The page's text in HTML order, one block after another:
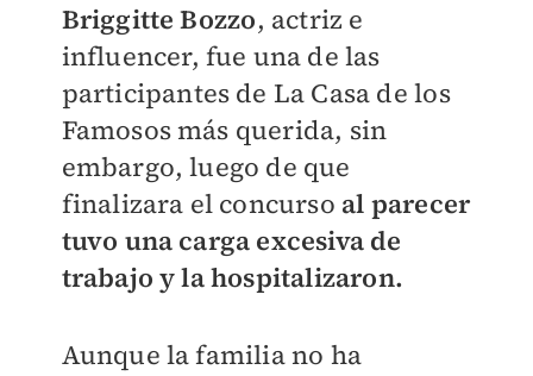
Briggitte Bozzo, actriz e
influencer, fue una de las
participantes de La Casa de los
Famosos más querida, sin
embargo, luego de que
finalizara el concurso al parecer
tuvo una carga excesiva de
trabajo y la hospitalizaron.
Aunque la familia no ha